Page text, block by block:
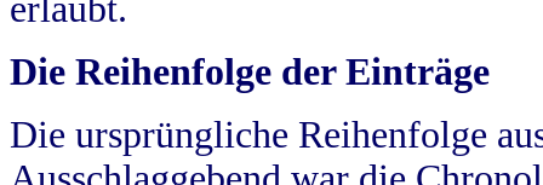
erlaubt.
Die Reihenfolge der Einträge
Die ursprüngliche Reihenfolge